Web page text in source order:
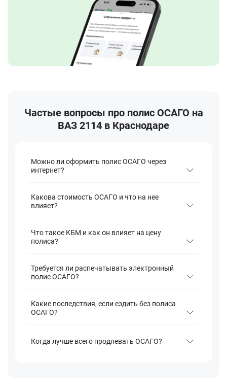
Частые вопросы про полис ОСАГО на
ВАЗ 2114 в Краснодаре
Можно ли оформить полис ОСАГО через
интернет?
Какова стоимость ОСАГО и что на нее
влияет?
Что такое КБМ и как он влияет на цену
полиса?
Требуется ли распечатывать электронный
полис ОСАГО?
Какие последствия, если ездить без полиса
ОСАГО?
Когда лучше всего продлевать ОСАГО?